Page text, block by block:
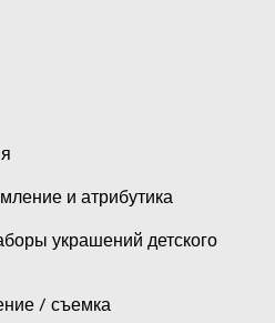
и атрибутика
украшений детского
/ съемка